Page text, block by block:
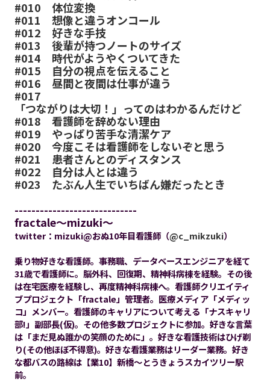
#010 体位変換
#011 想像と違うオンコール
#012 好きな手技
#013 後輩が持つノートのサイズ
#014 時代がようやくついてきた
#015 自分の視点を伝えること
#016 昼間と夜間は仕事が違う
#017
「つながりは大切！」ってのはわかるんだけど
#018 看護師を辞めない理由
#019 やっぱり苦手な清潔ケア
#020 今度こそは看護師をしないぞと思う
#021 患者さんとのディスタンス
#022 自分は人とは違う
#023 たぶん人生でいちばん嫌だったとき
-----------------------------
fractale～mizuki～
twitter：mizuki@おぬ10年目看護師（@c_mikzuki）
乗り物好きな看護師。事務職、データベースエンジニアを経て
31歳で看護師に。脳外科、回復期、精神科病棟を経験。その後
は在宅医療を経験し、再度精神科病棟へ。看護師クリエイティ
ブプロジェクト「fractale」管理者。医療メディア「メディッ
コ」メンバー。看護師のキャリアについて考える「ナスキャリ
部!」副部長(仮)。その他多数プロジェクトに参加。好きな言葉
は「まだ見ぬ誰かの笑顔のために」。好きな看護技術はひげ剃
り(その他ほぼ不得意)。好きな看護業務はリーダー業務。好き
な都バスの路線は【業10】新橋～とうきょうスカイツリー駅
前。